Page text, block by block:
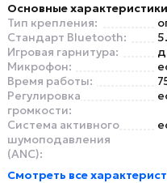
Основные характеристики
Тип крепления:
Стандарт Bluetooth:
Игровая гарнитура:
Микрофон:
Время работы:
Регулировка
громкости:
Система активного
шумоподавления
(ANC):
Смотреть все